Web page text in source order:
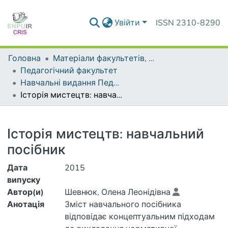
Увійти ISSN 2310-8290
Головна
Матеріали факультетів, інститутів, підрозділів
Педагогічний факультет
Навчальні видання Педагогічного факультету
Історія мистецтв: навчальний посібник
Історія мистецтв: навчальний
посібник
Дата
випуску
2015
Автор(и)
Шевнюк, Олена Леонідівна
Анотація
Зміст навчального посібника
відповідає концептуальним підходам